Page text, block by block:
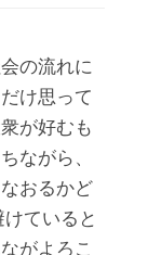
の流れに
け思って
が好むも
ながら、
おるかど
ていると
がよろこ